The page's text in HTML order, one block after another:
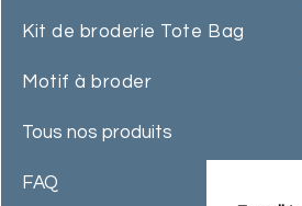
Kit de broderie Tote Bag
Motif à broder
Tous nos produits
FAQ